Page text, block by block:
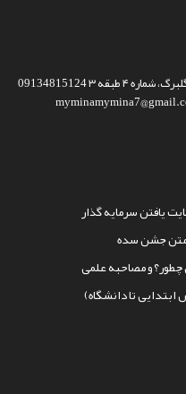
تهران، میدان ولیعصر، خیابان نجارها، ساختمان گلبرگ، شماره ۴ طبقه ۳ 09134815124
و مصاحبه علمی